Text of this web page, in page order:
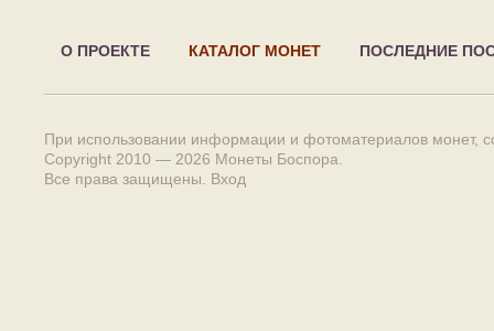
О ПРОЕКТЕ КАТАЛОГ МОНЕТ ПОСЛЕДНИЕ
При использовании информации и фотоматериалов монет,
Copyright 2010 — 2026 Монеты Боспора
Все права защищены. Вход